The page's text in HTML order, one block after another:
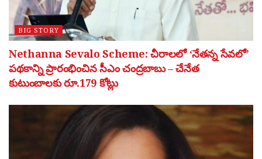
BIG STORY
Nethanna Sevalo Scheme: చీరాలలో ‘నేతన్న సేవలో’
పథకాన్ని ప్రారంభించిన సీఎం చంద్రబాబు – చేనేత
కుటుంబాలకు రూ.179 కోట్లు